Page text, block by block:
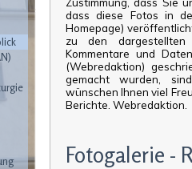
dass diese Fotos in
Homepage)
zu den
Kommentare und
(Webredaktion)
gemacht wurden,
wünschen Ihnen viel
Berichte. Webredaktion.
Fotogalerie -